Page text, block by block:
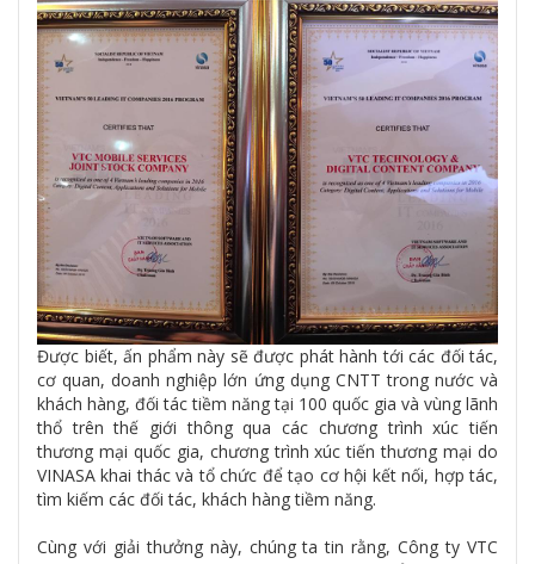
Được biết, ấn phẩm này sẽ được phát hành tới các đối tác,
cơ quan, doanh nghiệp lớn ứng dụng CNTT trong nước và
khách hàng, đối tác tiềm năng tại 100 quốc gia và vùng lãnh
thổ trên thế giới thông qua các chương trình xúc tiến
thương mại quốc gia, chương trình xúc tiến thương mại do
VINASA khai thác và tổ chức để tạo cơ hội kết nối, hợp tác,
tìm kiếm các đối tác, khách hàng tiềm năng.
Cùng với giải thưởng này, chúng ta tin rằng, Công ty VTC